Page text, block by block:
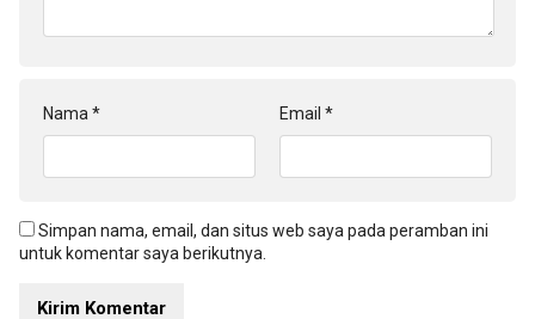
Nama * Email *
Simpan nama, email, dan situs web saya pada peramban ini
untuk komentar saya berikutnya.